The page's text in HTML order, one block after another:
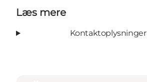
Læs mere
Kontaktoplysninger